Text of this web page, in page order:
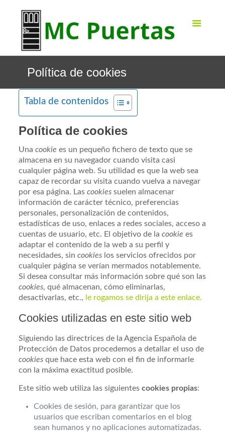
Política de cookies
Tabla de contenidos
Política de cookies
Unacookie es un pequeño fichero de texto que se
almacena en su navegador cuando visita casi
cualquier página web. Su utilidad es que la web sea
capaz de recordar su visita cuando vuelva a navegar
por esa página. Lascookies suelen almacenar
información de carácter técnico, preferencias
personales, personalización de contenidos,
estadísticas de uso, enlaces a redes sociales, acceso a
cuentas de usuario, etc. El objetivo de lacookie es
adaptar el contenido de la web a su perfil y
necesidades, sincookies los servicios ofrecidos por
cualquier página se verían mermados notablemente.
Si desea consultar más información sobre qué son las
cookies, qué almacenan, cómo eliminarlas,
desactivarlas, etc., le rogamos se dirija a este enlace.
Cookies utilizadas en este sitio web
Siguiendo las directrices de la Agencia Española de
Protección de Datos procedemos a detallar el uso de
cookies que hace esta web con el fin de informarle
con la máxima exactitud posible.
Este sitio web utiliza las siguientescookies propias:
Cookies de sesión, para garantizar que los
usuarios que escriban comentarios en el blog
sean humanos y no aplicaciones automatizadas.